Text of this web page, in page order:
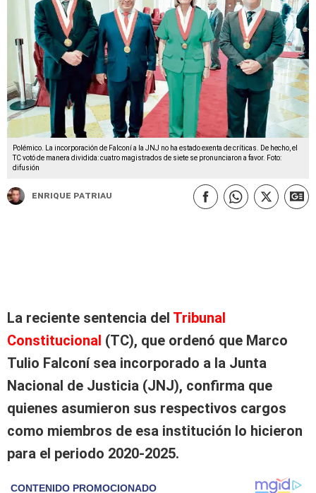
Polémico. La incorporación de Falconí a la JNJ no ha estado exenta de críticas. De hecho, el
TC votó de manera dividida: cuatro magistrados de siete se pronunciaron a favor. Foto:
difusión
Enrique Patriau
La reciente sentencia del Tribunal
Constitucional (TC), que ordenó que Marco
Tulio Falconí sea incorporado a la Junta
Nacional de Justicia (JNJ), confirma que
quienes asumieron sus respectivos cargos
como miembros de esa institución lo hicieron
para el periodo 2020-2025.